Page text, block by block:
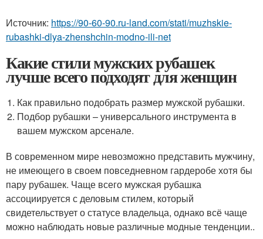
Источник: https://90-60-90.ru-land.com/stati/muzhskie-
rubashki-dlya-zhenshchin-modno-ili-net
Какие стили мужских рубашек
лучше всего подходят для женщин
Как правильно подобрать размер мужской рубашки.
Подбор рубашки – универсального инструмента в
вашем мужском арсенале.
В современном мире невозможно представить мужчину,
не имеющего в своем повседневном гардеробе хотя бы
пару рубашек. Чаще всего мужская рубашка
ассоциируется с деловым стилем, который
свидетельствует о статусе владельца, однако всё чаще
можно наблюдать новые различные модные тенденции..